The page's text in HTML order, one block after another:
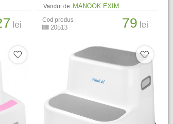
lei
Vandut de: MANOOK EXIM
Cod produs
20513 79 lei